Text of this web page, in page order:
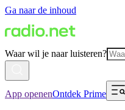
Ga naar de inhoud
Waar wil je naar luisteren?
App openenOntdek Prime